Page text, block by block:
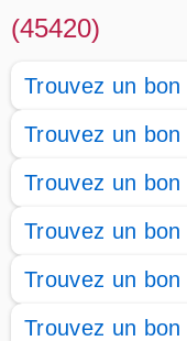
(45420)
Trouvez un
Trouvez un
Trouvez un
Trouvez un
Trouvez un
Trouvez un